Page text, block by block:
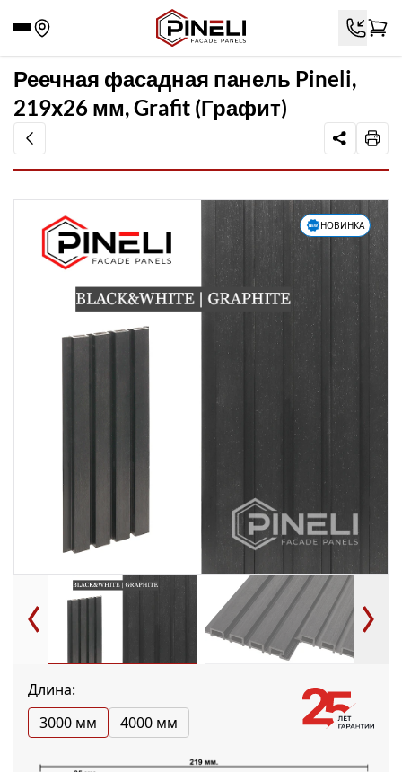
Реечная фасадная панель Pineli,
219х26 мм, Grafit (Графит)
НОВИНКА
Длина:
3000 мм
4000 мм